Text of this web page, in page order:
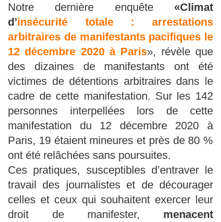
Notre dernière enquête «Climat
d’insécurité totale : arrestations
arbitraires de manifestants pacifiques le
12 décembre 2020 à Paris», révèle que
des dizaines de manifestants ont été
victimes de détentions arbitraires dans le
cadre de cette manifestation. Sur les 142
personnes interpellées lors de cette
manifestation du 12 décembre 2020 à
Paris, 19 étaient mineures et près de 80 %
ont été relâchées sans poursuites.
Ces pratiques, susceptibles d’entraver le
travail des journalistes et de décourager
celles et ceux qui souhaitent exercer leur
droit de manifester, menacent